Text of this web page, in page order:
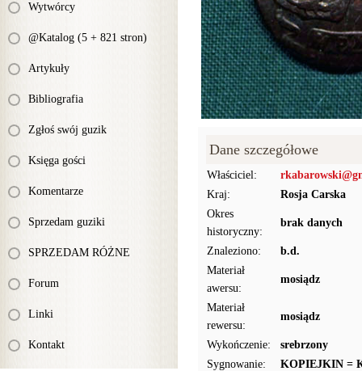
Wytwórcy
@Katalog (5 + 821 stron)
Artykuły
Bibliografia
Zgłoś swój guzik
Księga gości
Komentarze
Sprzedam guziki
SPRZEDAM RÓŻNE
Forum
Linki
Kontakt
Dane szczegółowe
Właściciel:
Kraj:
Rosja Carska
Okres
historyczny:
brak danych
Znaleziono:
b.d.
Materiał
awersu:
mosiądz
Materiał
rewersu:
mosiądz
Wykończenie:
srebrzony
Sygnowanie:
KOPIEJKIN